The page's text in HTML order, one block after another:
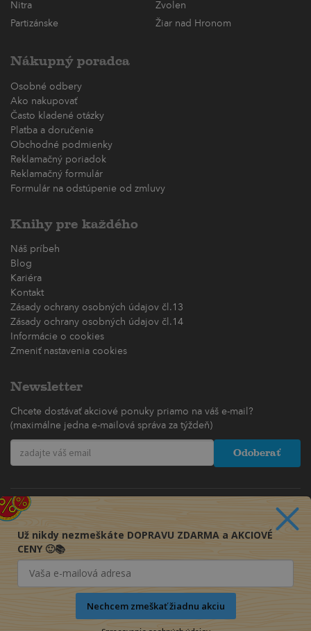
Nitra
Zvolen
Partizánske
Žiar nad Hronom
Nákupný poradca
Osobné odbery
Ako nakupovať
Často kladené otázky
Platba a doručenie
Obchodné podmienky
Reklamačný poriadok
Reklamačný formulár
Formulár na odstúpenie od zmluvy
Knihy pre každého
Náš príbeh
Blog
Kariéra
Kontakt
Zásady ochrany osobných údajov čl.13
Zásady ochrany osobných údajov čl.14
Informácie o cookies
Zmeniť nastavenia cookies
Newsletter
Chcete dostávať akciové ponuky priamo na váš e-mail?
(maximálne jedna e-mailová správa za týždeň)
Odoberať
Už nikdy nezmeškáte DOPRAVU ZDARMA a AKCIOVÉ
CENY 🙂📚
Nechcem zmeškať žiadnu akciu